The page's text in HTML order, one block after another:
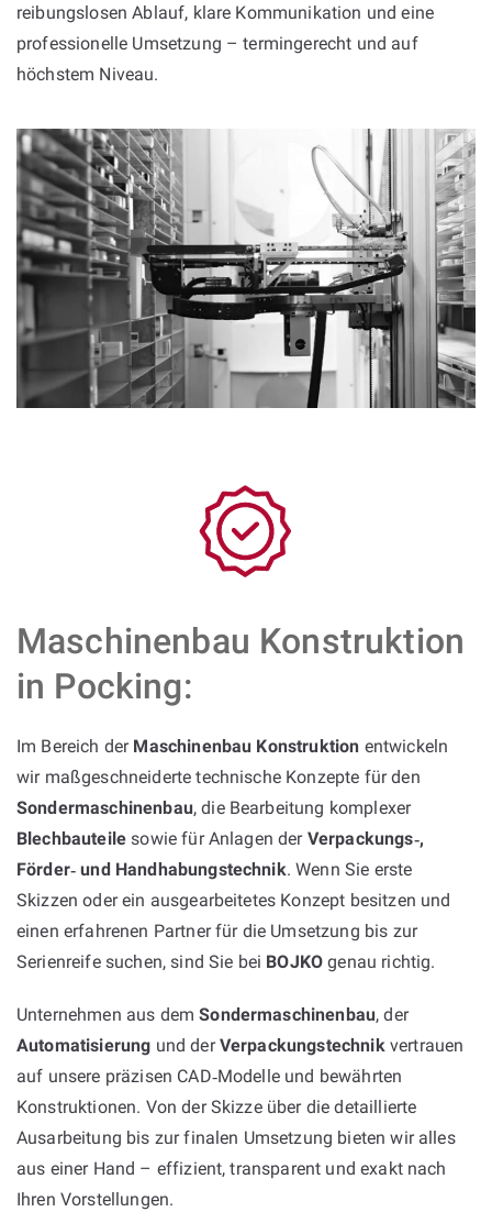
reibungslosen Ablauf, klare Kommunikation und eine
professionelle Umsetzung – termingerecht und auf
höchstem Niveau.
Maschinenbau Konstruktion
in Pocking:
Im Bereich der Maschinenbau Konstruktion entwickeln
wir maßgeschneiderte technische Konzepte für den
Sondermaschinenbau, die Bearbeitung komplexer
Blechbauteile sowie für Anlagen der Verpackungs‑,
Förder‑ und Handhabungstechnik. Wenn Sie erste
Skizzen oder ein ausgearbeitetes Konzept besitzen und
einen erfahrenen Partner für die Umsetzung bis zur
Serienreife suchen, sind Sie bei BOJKO genau richtig.
Unternehmen aus demSondermaschinenbau, der
Automatisierung und derVerpackungstechnikvertrauen
auf unsere präzisen CAD‑Modelle und bewährten
Konstruktionen. Von der Skizze über die detaillierte
Ausarbeitung bis zur finalen Umsetzung bieten wir alles
aus einer Hand – effizient, transparent und exakt nach
Ihren Vorstellungen.